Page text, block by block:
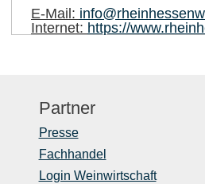
E-Mail:
Internet: https://
Partner
Presse
Fachhandel
Login Weinwirtschaft